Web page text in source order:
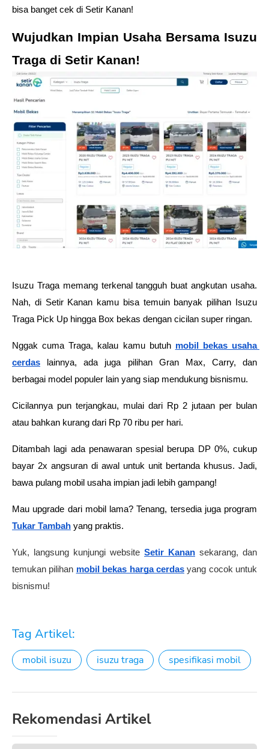
bisa banget cek di Setir Kanan!
Wujudkan Impian Usaha Bersama Isuzu
Traga di Setir Kanan!
Isuzu Traga memang terkenal tangguh buat angkutan usaha.
Nah, di Setir Kanan kamu bisa temuin banyak pilihan Isuzu
Traga Pick Up hingga Box bekas dengan cicilan super ringan.
Nggak cuma Traga, kalau kamu butuh mobil bekas usaha
cerdas lainnya, ada juga pilihan Gran Max, Carry, dan
berbagai model populer lain yang siap mendukung bisnismu.
Cicilannya pun terjangkau, mulai dari Rp 2 jutaan per bulan
atau bahkan kurang dari Rp 70 ribu per hari.
Ditambah lagi ada penawaran spesial berupa DP 0%, cukup
bayar 2x angsuran di awal untuk unit bertanda khusus. Jadi,
bawa pulang mobil usaha impian jadi lebih gampang!
Tukar Tambah yang praktis.
Yuk, langsung kunjungi website Setir Kanan sekarang, dan
temukan pilihan mobil bekas harga cerdasyang cocok untuk
bisnismu!
Tag Artikel:
mobil isuzu isuzu traga spesifikasi mobil
Rekomendasi Artikel